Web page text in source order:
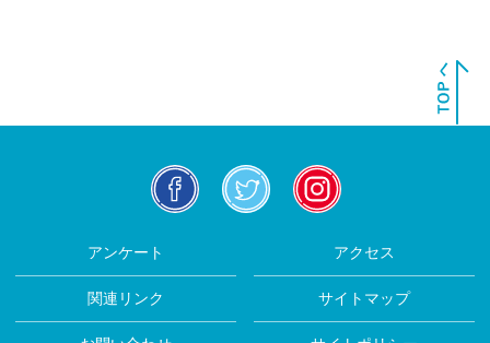
アンケート
アクセス
関連リンク サイトマップ